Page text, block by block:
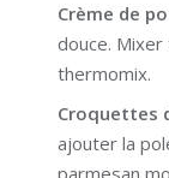
Crème de
douce.
thermomix.
Croquettes
ajouter la